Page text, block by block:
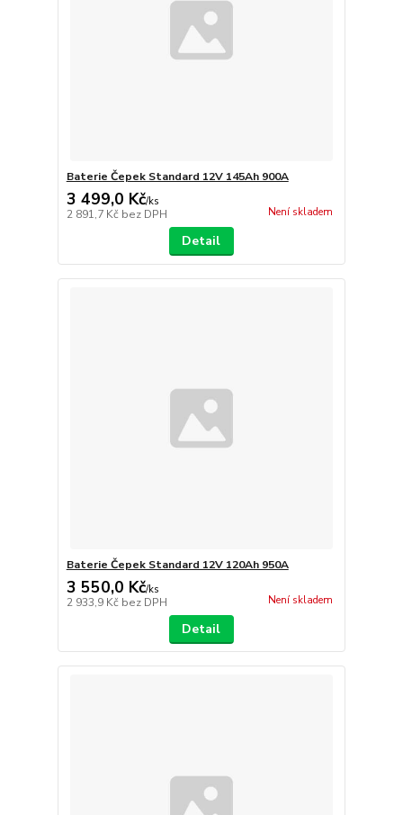
Baterie Čepek Standard 12V 145Ah 900A
3 499,0 Kč/ks
2 891,7 Kč bez DPH Není skladem
Detail
Baterie Čepek Standard 12V 120Ah 950A
3 550,0 Kč/ks
2 933,9 Kč bez DPH Není skladem
Detail